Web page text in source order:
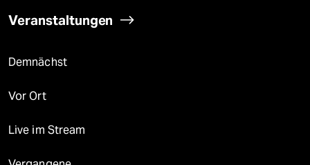
Veranstaltungen
Demnächst
Vor Ort
Live im Stream